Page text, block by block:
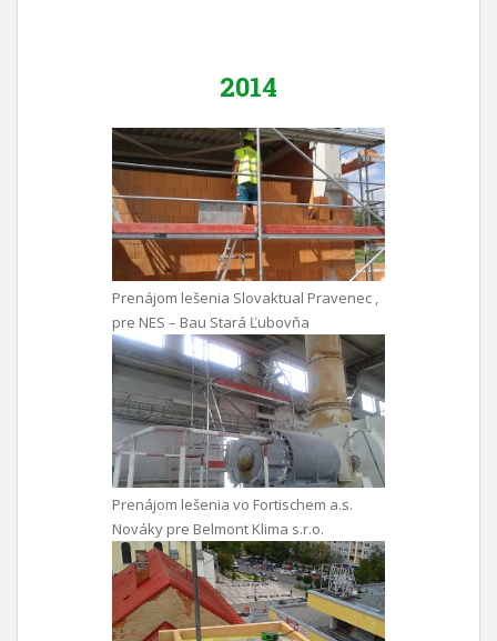
2014
Prenájom lešenia Slovaktual Pravenec ,
pre NES – Bau Stará Ľubovňa
Prenájom lešenia vo Fortischem a.s.
Nováky pre Belmont Klima s.r.o.